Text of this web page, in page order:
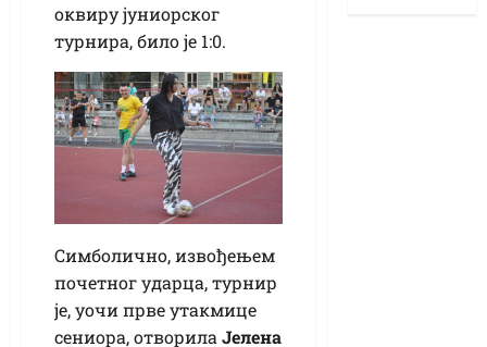
оквиру јуниорског
турнира, било је 1:0.
Симболично, извођењем
почетног ударца, турнир
је, уочи прве утакмице
сениора, отворила Јелена